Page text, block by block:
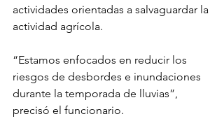
actividades orientadas a salvaguardar la
actividad agrícola.
“Estamos enfocados en reducir los
riesgos de desbordes e inundaciones
durante la temporada de lluvias”,
precisó el funcionario.